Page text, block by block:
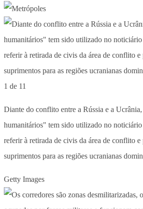
1 de 11
Diante do conflito entre a Rússia e a
humanitários" tem sido utilizado no
referir à retirada de civis da área de conflito
suprimentos para as regiões ucranianas
Getty Images